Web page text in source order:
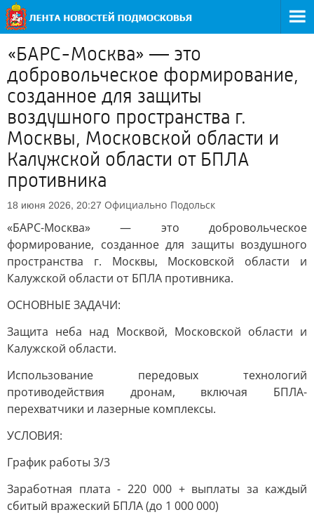
«БАРС-Москва» — это
добровольческое формирование,
созданное для защиты
воздушного пространства г.
Москвы, Московской области и
Калужской области от БПЛА
противника
18 июня 2026, 20:27 Официально Подольск
«БАРС-Москва» — это добровольческое
формирование, созданное для защиты воздушного
пространства г. Москвы, Московской области и
Калужской области от БПЛА противника.
ОСНОВНЫЕ ЗАДАЧИ:
Защита неба над Москвой, Московской области и
Калужской области.
Использование передовых технологий
противодействия дронам, включая БПЛА-
перехватчики и лазерные комплексы.
УСЛОВИЯ:
График работы 3/3
Заработная плата - 220 000 + выплаты за каждый
сбитый вражеский БПЛА (до 1 000 000)